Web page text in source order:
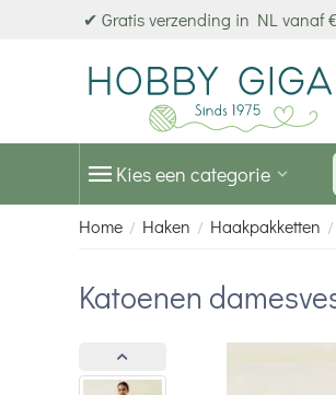
✔ Gratis verzending in NL vanaf
Kies een categorie
Home / Haken / Haakpakketten /
Katoenen